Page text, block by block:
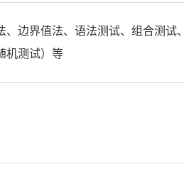
边界值法、语法测试、组合测试
机测试）等